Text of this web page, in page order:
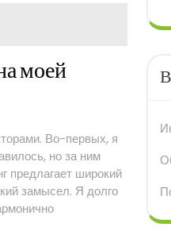
моей
Во-первых, я
но за ним
предлагает широкий
замысел. Я долго